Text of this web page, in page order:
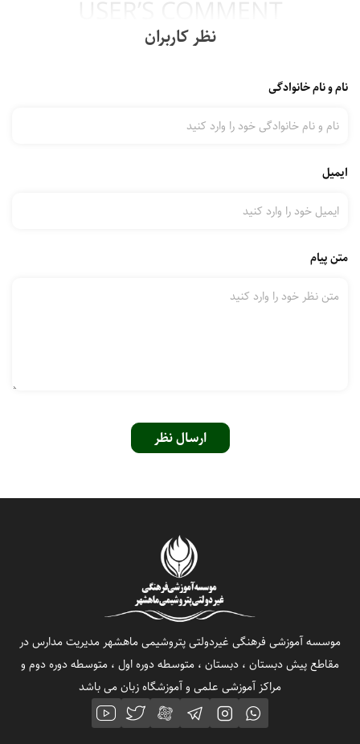
نظر کاربران
نام و نام خانوادگی
ایمیل
متن پیام
ارسال نظر
موسسه آموزشی فرهنگی غیردولتی پتروشیمی ماهشهر مدیریت مدارس در
مقاطع پیش دبستان ، دبستان ، متوسطه دوره اول ، متوسطه دوره دوم و
مراکز آموزشی علمی و آموزشگاه زبان می باشد